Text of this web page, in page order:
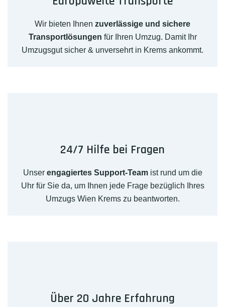
Wir bieten Ihnen zuverlässige und sichere
Transportlösungen für Ihren Umzug. Damit Ihr
Umzugsgut sicher & unversehrt in Krems ankommt.
24/7 Hilfe bei Fragen
Unser engagiertes Support-Teamist rund um die
Uhr für Sie da, um Ihnen jede Frage bezüglich Ihres
Umzugs Wien Krems zu beantworten.
Über 20 Jahre Erfahrung